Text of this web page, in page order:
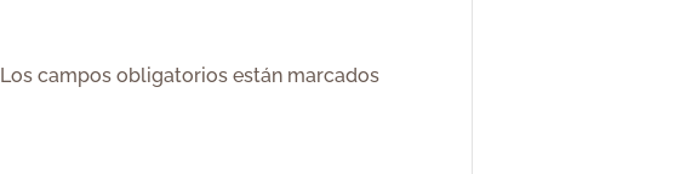
Los campos obligatorios están marcados